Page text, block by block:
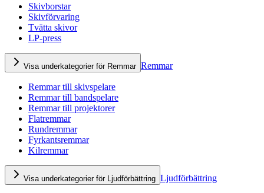
Skivborstar
Skivförvaring
Tvätta skivor
LP-press
Visa underkategorier för Remmar Remmar
Remmar till skivspelare
Remmar till bandspelare
Remmar till projektorer
Flatremmar
Rundremmar
Fyrkantsremmar
Kilremmar
Visa underkategorier för Ljudförbättring Ljudförbättring